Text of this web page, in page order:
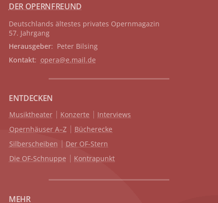
DER OPERNFREUND
Deutschlands ältestes privates Opernmagazin
57. Jahrgang
Herausgeber: Peter Bilsing
Kontakt: opera@e.mail.de
ENTDECKEN
Musiktheater Konzerte
Interviews
Opernhäuser A–Z
Bücherecke
Silberscheiben
Der OF-Stern
Die OF-Schnuppe
Kontrapunkt
MEHR